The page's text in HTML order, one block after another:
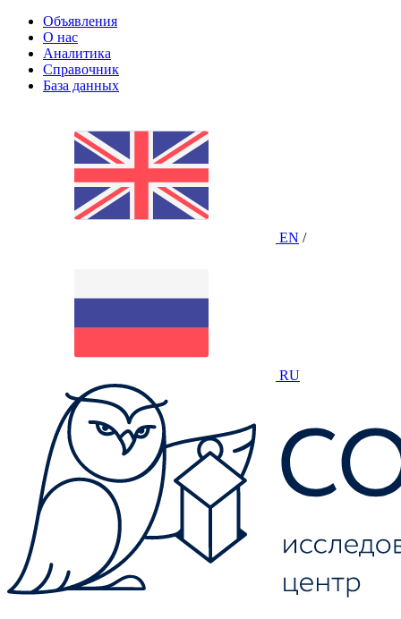
Объявления
О нас
Аналитика
Справочник
База данных
EN /
RU